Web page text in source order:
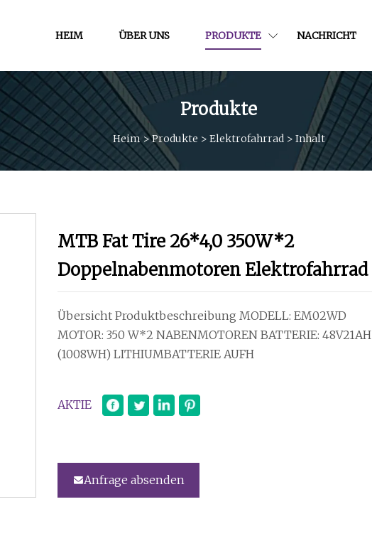
HEIM ÜBER UNS PRODUKTE NACHRICHT
Produkte
Heim>Produkte > Elektrofahrrad > Inhalt
MTB Fat Tire 26*4,0 350W*2
Doppelnabenmotoren Elektrofahrrad
Übersicht Produktbeschreibung MODELL: EM02WD
MOTOR: 350 W*2 NABENMOTOREN BATTERIE: 48V21AH
(1008WH) LITHIUMBATTERIE AUFH
AKTIE
Anfrage absenden